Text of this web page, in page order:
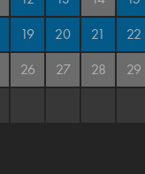
19 20 21 22
26 27 28 29